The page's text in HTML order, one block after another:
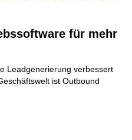
für mehr
Leadgenerierung verbessert
ist Outbound